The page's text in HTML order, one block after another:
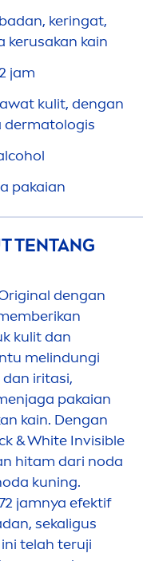
keringat,
kerusakan kain
jam
kulit, dengan
dermatologis
pakaian
TENTANG
dengan
kulit dan
melindungi
iritasi,
jaga pakaian
kain. Dengan
&White Invisible
hitam dari noda
kuning.
jamnya efektif
sekaligus
telah teruji